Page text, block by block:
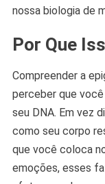
nossa biologia de
Por Que
Compreender a
perceber que
seu DNA. Em vez
como seu corpo
que você coloca
emoções, esses